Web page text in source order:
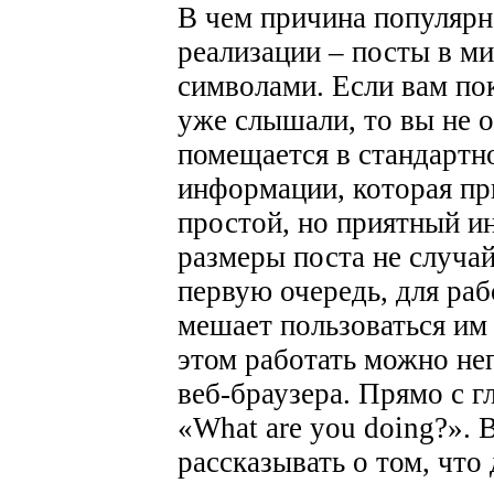
В чем причина
реализации – посты в
символами. Если вам
уже слышали, то вы не
помещается в
информации, которая
простой, но приятный
размеры поста не
первую очередь, для
мешает пользоваться
этом работать можно
веб-браузера. Прямо с
«What are you doing?».
рассказывать о том, что